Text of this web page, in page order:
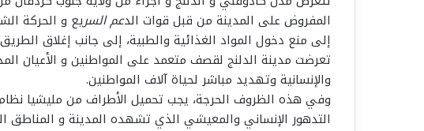
المفروض على المدينة من قبل قوات الدعم السريع و الحركة
إلى منع دخول المواد الغذائية والطبية، إلى جانب إغلاق
تعرضت مدينة الدلنج لقصف متعمد على المواطنين و الأعيان
والإنسانية وتهديد مباشر لحياة آلاف المواطنين.
وفي هذه الظروف الحرجة، يجب تحميل الأطراف من مليشيا
التدهور الإنساني والمعيشي الذي تشهده المدينة و